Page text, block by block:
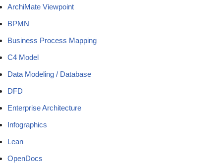
ArchiMate Viewpoint
BPMN
Business Process Mapping
C4 Model
Data Modeling / Database
DFD
Enterprise Architecture
Infographics
Lean
OpenDocs